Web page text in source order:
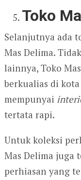
Toko
Selanjutnya ada
Mas Delima.
lainnya, Toko
berkualias di
mempunyai
tertata rapi.
Untuk koleksi
Mas Delima juga
perhiasan yang